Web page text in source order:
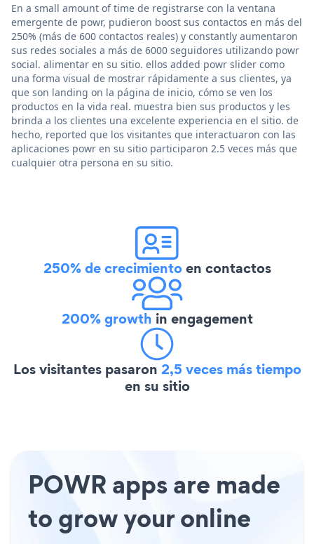
En a small amount of time de registrarse con la ventana
emergente de powr, pudieron boost sus contactos en más del
250% (más de 600 contactos reales) y constantly aumentaron
sus redes sociales a más de 6000 seguidores utilizando powr
social. alimentar en su sitio. ellos added powr slider como
una forma visual de mostrar rápidamente a sus clientes, ya
que son landing on la página de inicio, cómo se ven los
productos en la vida real. muestra bien sus productos y les
brinda a los clientes una excelente experiencia en el sitio. de
hecho, reported que los visitantes que interactuaron con las
aplicaciones powr en su sitio participaron 2.5 veces más que
cualquier otra persona en su sitio.
250% de crecimientoen contactos
200% growth in engagement
Los visitantes pasaron 2,5 veces más tiempo
en su sitio
POWR apps are made
to grow your online